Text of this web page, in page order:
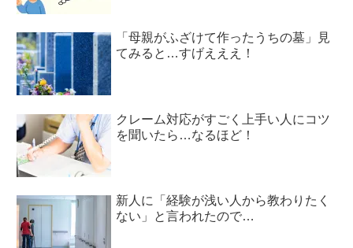
「母親がふざけて作ったうちの墓」見
てみると…すげえええ！
クレーム対応がすごく上手い人にコツ
を聞いたら…なるほど！
新人に「経験が浅い人から教わりたく
ない」と言われたので…